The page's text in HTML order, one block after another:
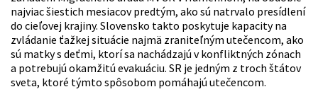
najviac šiestich mesiacov predtým, ako sú natrvalo presídlení
do cieľovej krajiny. Slovensko takto poskytuje kapacity na
zvládanie ťažkej situácie najmä zraniteľným utečencom, ako
sú matky s deťmi, ktorí sa nachádzajú v konfliktných zónach
a potrebujú okamžitú evakuáciu. SR je jedným z troch štátov
sveta, ktoré týmto spôsobom pomáhajú utečencom.